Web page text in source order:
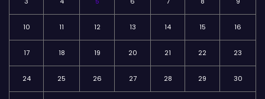
10 11 12 13 14 15 16
17 18 19 20 21 22 23
24 25 26 27 28 29 30